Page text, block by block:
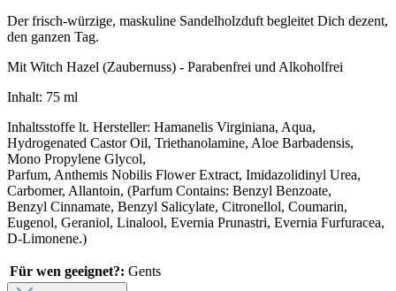
Der frisch-würzige, maskuline Sandelholzduft begleitet Dich dezent,
den ganzen Tag.
Mit Witch Hazel (Zaubernuss) - Parabenfrei und Alkoholfrei
Inhalt: 75 ml
Inhaltsstoffe lt. Hersteller: Hamanelis Virginiana, Aqua,
Hydrogenated Castor Oil, Triethanolamine, Aloe Barbadensis,
Mono Propylene Glycol,
Parfum, Anthemis Nobilis Flower Extract, Imidazolidinyl Urea,
Carbomer, Allantoin, (Parfum Contains: Benzyl Benzoate,
Benzyl Cinnamate, Benzyl Salicylate, Citronellol, Coumarin,
Eugenol, Geraniol, Linalool, Evernia Prunastri, Evernia Furfuracea,
D-Limonene.)
Für wen geeignet?: Gents